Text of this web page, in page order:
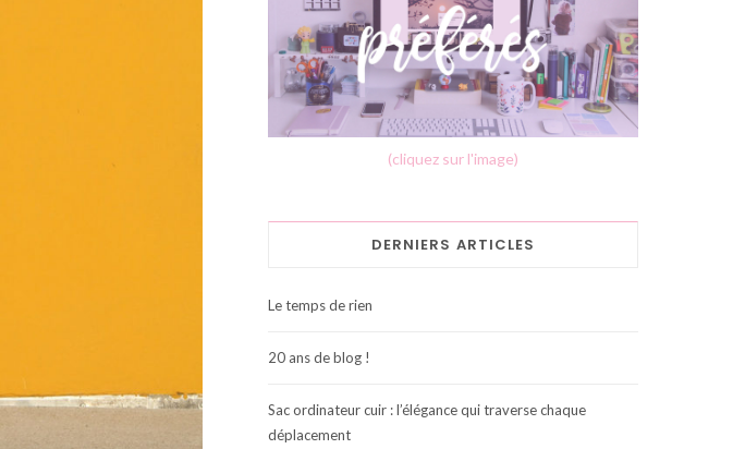
(cliquez sur l'image)
DERNIERS ARTICLES
Le temps de rien
20 ans de blog !
Sac ordinateur cuir : l’élégance qui traverse chaque
déplacement